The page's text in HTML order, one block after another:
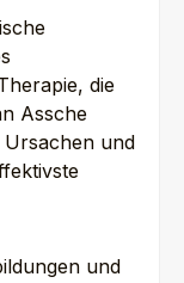
die
Assche
und
und